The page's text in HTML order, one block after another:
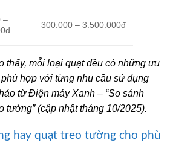
–
300.000 – 3.500.000đ
thấy, mỗi loại quạt đều có những ưu
hợp với từng nhu cầu sử dụng
từ Điện máy Xanh – “So sánh
tường” (cập nhật tháng 10/2025).
hay quạt treo tường cho phù